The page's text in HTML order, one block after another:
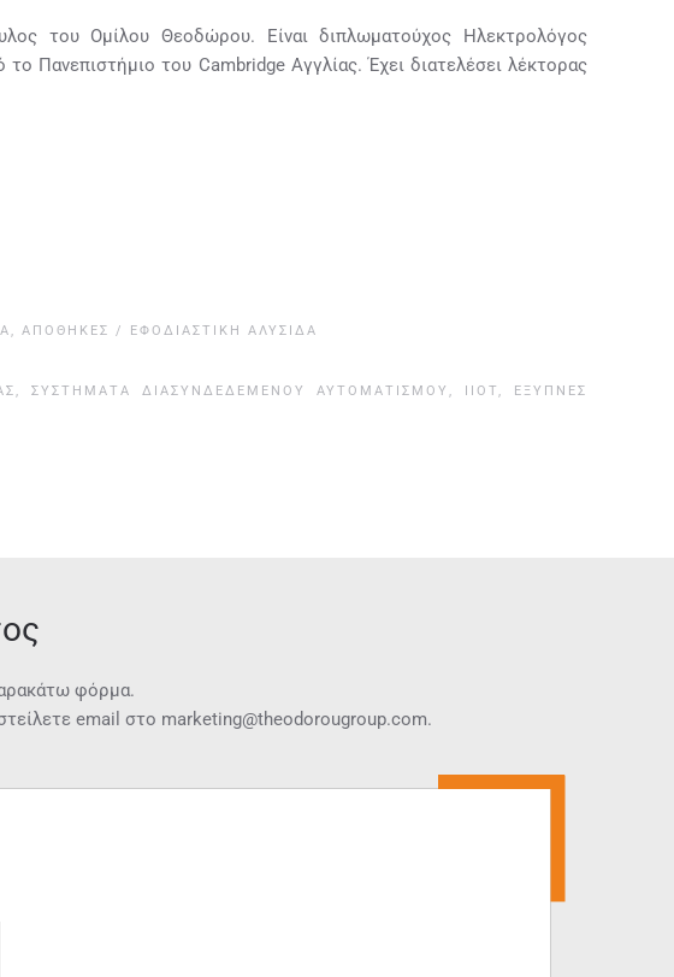
του Ομίλου Θεοδώρου. Είναι διπλωματούχος Ηλεκτρολόγος
Πανεπιστήμιο του Cambridge Αγγλίας. Έχει διατελέσει λέκτορας
, ΑΠΟΘΉΚΕΣ / ΕΦΟΔΙΑΣΤΙΚΉ ΑΛΥΣΊΔΑ
, ΣΥΣΤΉΜΑΤΑ ΔΙΑΣΥΝΔΕΔΕΜΈΝΟΥ ΑΥΤΟΜΑΤΙΣΜΟΎ , IIOT, ΈΞΥΠΝΕΣ
φόρμα.
email στο marketing@theodorougroup.com.